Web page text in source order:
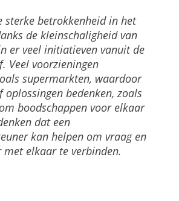
sterke betrokkenheid in het
de kleinschaligheid van
er veel initiatieven vanuit de
Veel voorzieningen
supermarkten, waardoor
oplossingen bedenken, zoals
boodschappen voor elkaar
dat een
kan helpen om vraag en
met elkaar te verbinden.